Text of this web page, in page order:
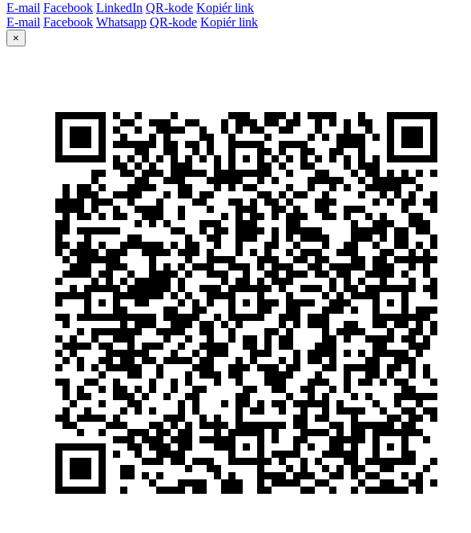
E-mail Facebook LinkedIn QR-kode Kopiér link
E-mail Facebook Whatsapp QR-kode Kopiér link
×